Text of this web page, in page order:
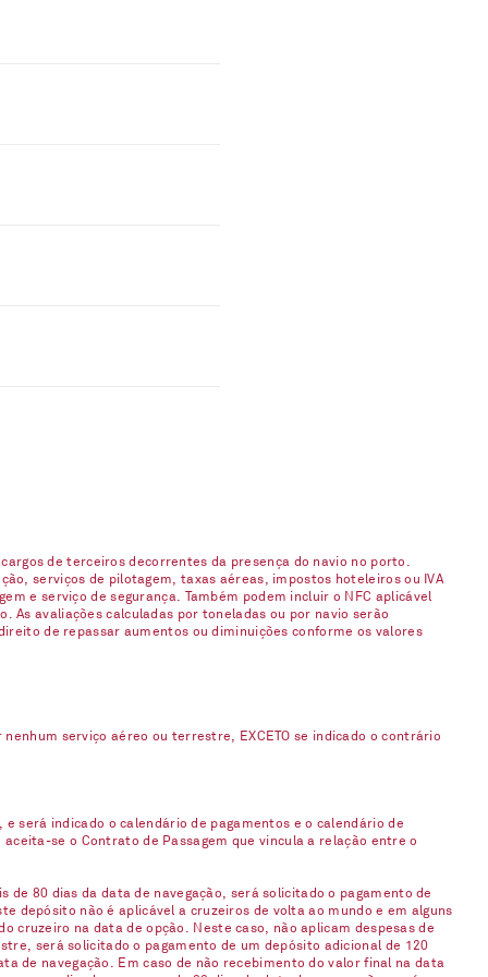
de terceiros decorrentes da presença do navio no porto.
serviços de pilotagem, taxas aéreas, impostos hoteleiros ou IVA
e serviço de segurança. Também podem incluir o NFC aplicável
As avaliações calculadas por toneladas ou por navio serão
de repassar aumentos ou diminuições conforme os valores
nenhum serviço aéreo ou terrestre, EXCETO se indicado o contrário
será indicado o calendário de pagamentos e o calendário de
se o Contrato de Passagem que vincula a relação entre o
80 dias da data de navegação, será solicitado o pagamento de
depósito não é aplicável a cruzeiros de volta ao mundo e em alguns
na data de opção. Neste caso, não aplicam despesas de
será solicitado o pagamento de um depósito adicional de 120
de navegação. Em caso de não recebimento do valor final na data